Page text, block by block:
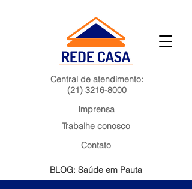
Central de atendimento:
(21) 3216-8000
Imprensa
Trabalhe conosco
Contato
BLOG: Saúde em Pauta